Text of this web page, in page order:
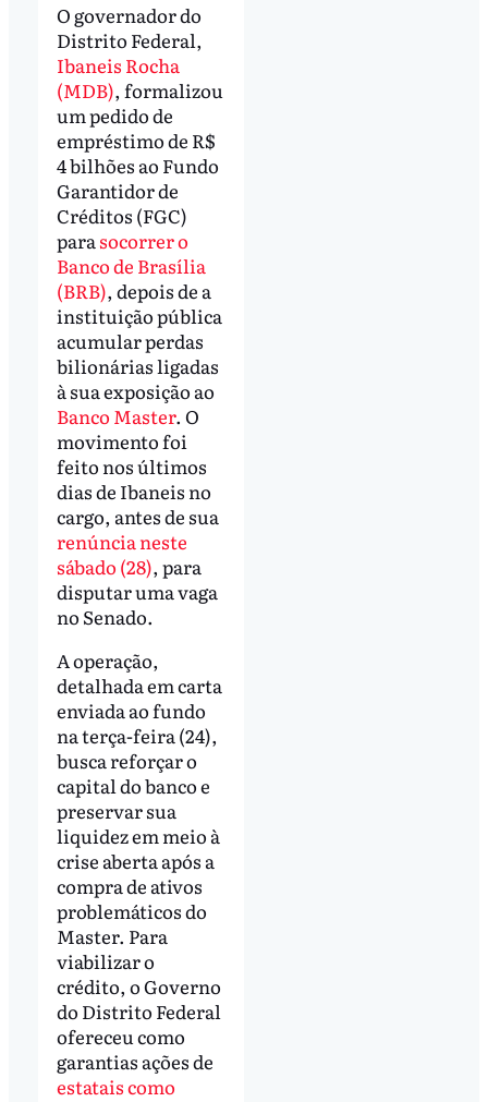
O governador do
Distrito Federal,
Ibaneis Rocha
(MDB), formalizou
um pedido de
empréstimo de R$
4 bilhões ao Fundo
Garantidor de
Créditos (FGC)
parasocorrer o
Banco de Brasília
(BRB), depois de a
instituição pública
acumular perdas
bilionárias ligadas
à sua exposição ao
Banco Master. O
movimento foi
feito nos últimos
dias de Ibaneis no
cargo, antes de sua
renúncia neste
sábado (28), para
disputar uma vaga
no Senado.
A operação,
detalhada em carta
enviada ao fundo
na terça-feira (24),
busca reforçar o
capital do banco e
preservar sua
liquidez em meio à
crise aberta após a
compra de ativos
problemáticos do
Master. Para
viabilizar o
crédito, o Governo
do Distrito Federal
ofereceu como
garantias ações de
estatais como